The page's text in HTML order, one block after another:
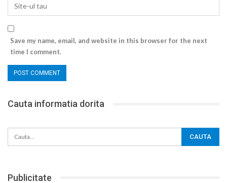
Save my name, email, and website in this browser for the next
time I comment.
Cauta informatia dorita
Publicitate